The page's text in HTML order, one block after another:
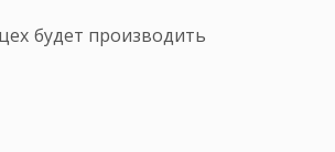
будет производить